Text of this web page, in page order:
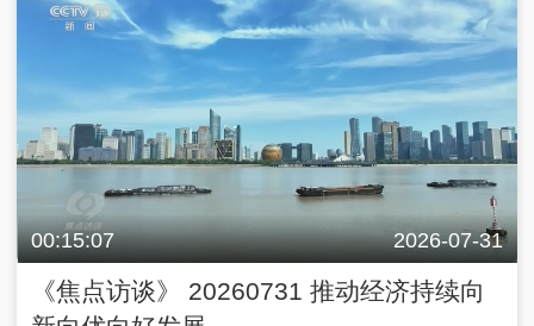
00:15:07 2026-07-31
《焦点访谈》 20260731 推动经济持续向